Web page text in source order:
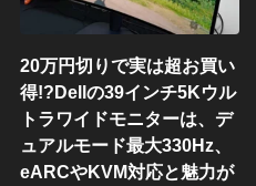
20万円切りで実は超お買い
得!?Dellの39インチ5Kウル
トラワイドモニターは、デ
ュアルモード最大330Hz、
eARCやKVM対応と魅力が